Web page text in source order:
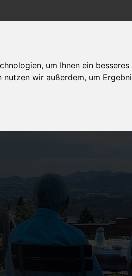
um Ihnen ein
wir außerdem, um
Politik Wirtschaft
Gesellschaft
Arbeit/